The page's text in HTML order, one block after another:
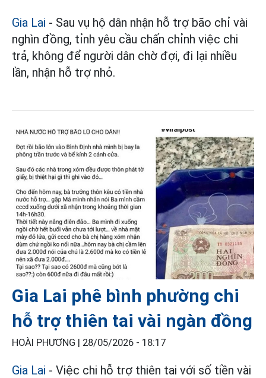
Gia Lai - Sau vụ hộ dân nhận hỗ trợ bão chỉ vài
nghìn đồng, tỉnh yêu cầu chấn chỉnh việc chi
trả, không để người dân chờ đợi, đi lại nhiều
lần, nhận hỗ trợ nhỏ.
Gia Lai phê bình phường chi
hỗ trợ thiên tai vài ngàn đồng
HOÀI PHƯƠNG | 28/05/2026 - 18:17
Gia Lai - Việc chi hỗ trợ thiên tai với số tiền vài